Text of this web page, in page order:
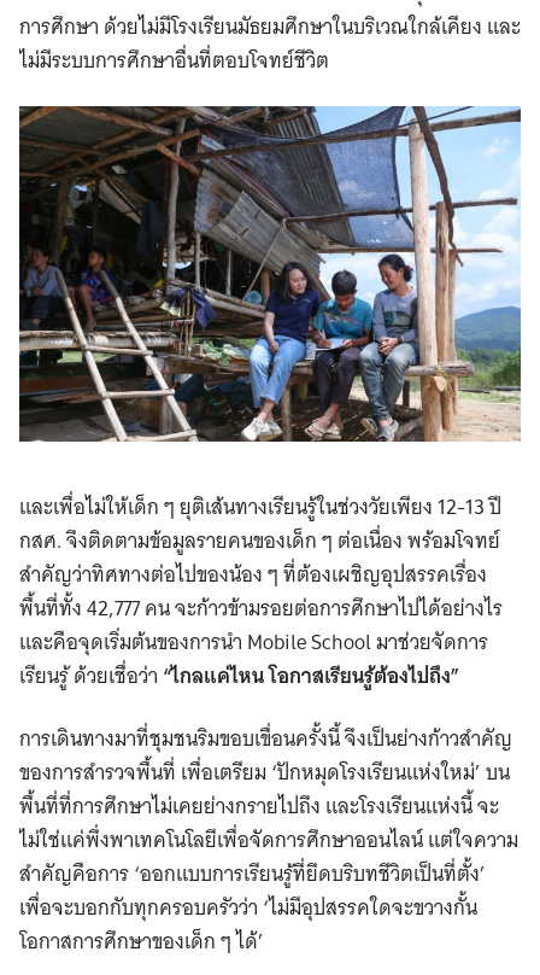
การศึกษา ด้วยไม่มีโรงเรียนมัธยมศึกษาในบริเวณใกล้เคียง และ
ไม่มีระบบการศึกษาอื่นที่ตอบโจทย์ชีวิต
และเพื่อไม่ให้เด็ก ๆ ยุติเส้นทางเรียนรู้ในช่วงวัยเพียง 12-13 ปี
กสศ. จึงติดตามข้อมูลรายคนของเด็ก ๆ ต่อเนื่อง พร้อมโจทย์
สำคัญว่าทิศทางต่อไปของน้อง ๆ ที่ต้องเผชิญอุปสรรคเรื่อง
พื้นที่ทั้ง 42,777 คน จะก้าวข้ามรอยต่อการศึกษาไปได้อย่างไร
และคือจุดเริ่มต้นของการนำ Mobile School มาช่วยจัดการ
เรียนรู้ ด้วยเชื่อว่า “ไกลแค่ไหน โอกาสเรียนรู้ต้องไปถึง”
การเดินทางมาที่ชุมชนริมขอบเขื่อนครั้งนี้ จึงเป็นย่างก้าวสำคัญ
ของการสำรวจพื้นที่ เพื่อเตรียม ‘ปักหมุดโรงเรียนแห่งใหม่’ บน
พื้นที่ที่การศึกษาไม่เคยย่างกรายไปถึง และโรงเรียนแห่งนี้ จะ
ไม่ใช่แค่พึ่งพาเทคโนโลยีเพื่อจัดการศึกษาออนไลน์ แต่ใจความ
สำคัญคือการ ‘ออกแบบการเรียนรู้ที่ยึดบริบทชีวิตเป็นที่ตั้ง’
เพื่อจะบอกกับทุกครอบครัวว่า ‘ไม่มีอุปสรรคใดจะขวางกั้น
โอกาสการศึกษาของเด็ก ๆ ได้’